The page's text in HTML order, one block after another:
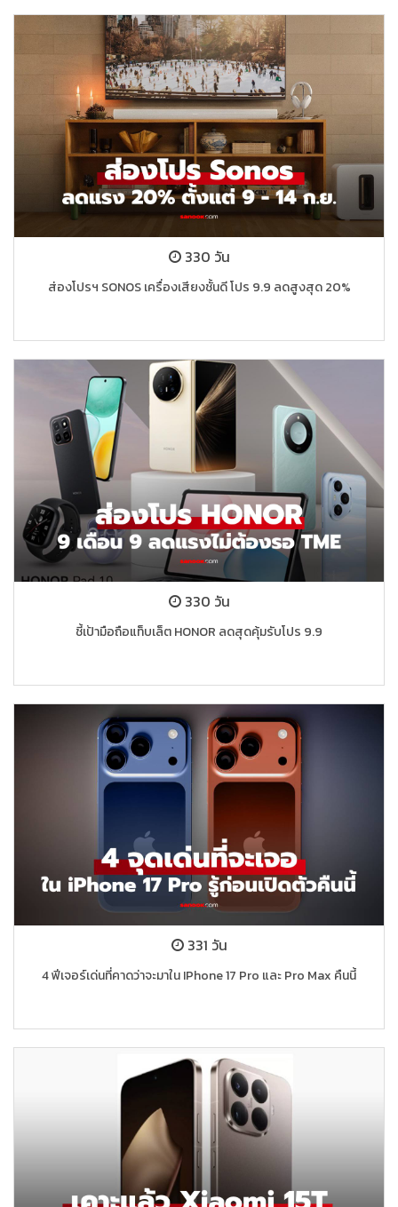
330 วัน
ส่องโปรฯ SONOS เครื่องเสียงชั้นดี โปร 9.9 ลดสูงสุด 20%
330 วัน
ชี้เป้ามือถือแท็บเล็ต HONOR ลดสุดคุ้มรับโปร 9.9
331 วัน
4 ฟีเจอร์เด่นที่คาดว่าจะมาใน IPhone 17 Pro และ Pro Max คืนนี้